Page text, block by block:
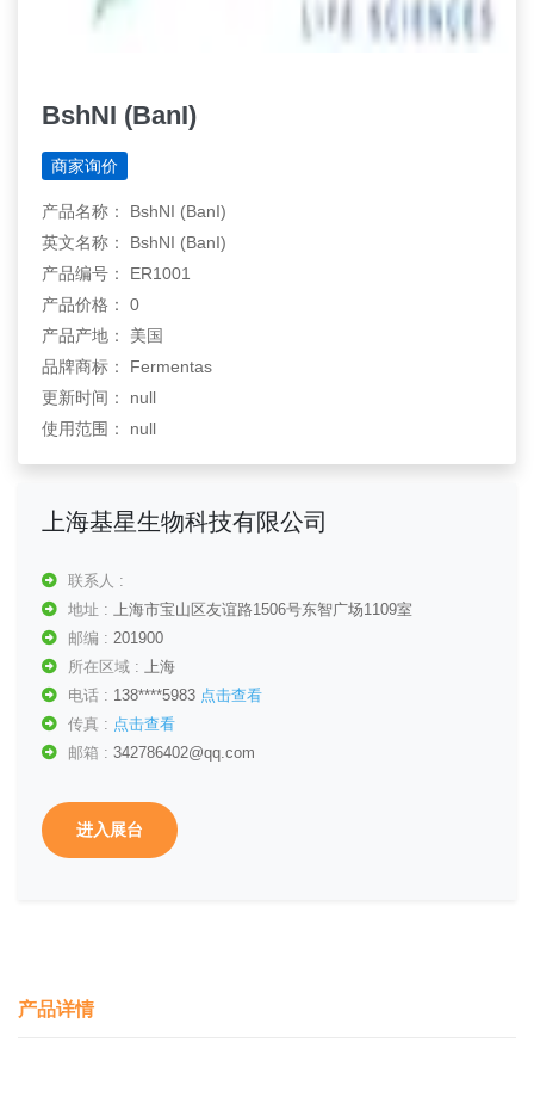
BshNI (BanI)
商家询价
产品名称： BshNI (BanI)
英文名称： BshNI (BanI)
产品编号： ER1001
产品价格： 0
产品产地： 美国
品牌商标： Fermentas
更新时间： null
使用范围： null
上海基星生物科技有限公司
联系人 :
地址 : 上海市宝山区友谊路1506号东智广场1109室
邮编 : 201900
所在区域 : 上海
电话 : 138****5983 点击查看
传真 : 点击查看
邮箱 : 342786402@qq.com
进入展台
产品详情